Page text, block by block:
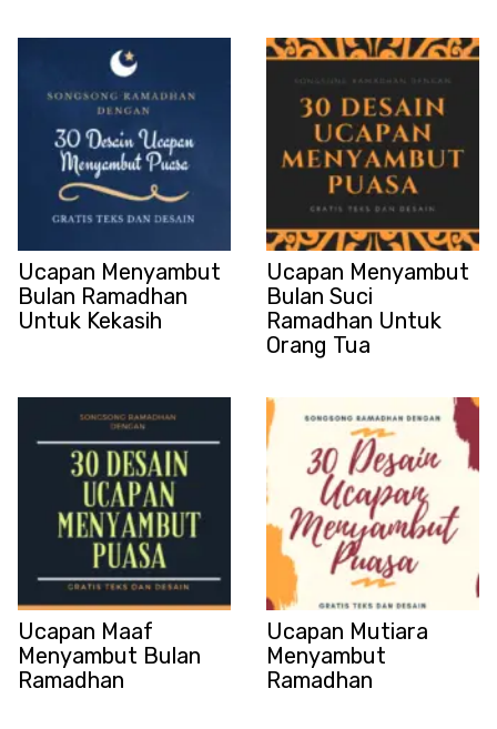
Ucapan Menyambut
Bulan Ramadhan
Untuk Kekasih
Ucapan Menyambut
Bulan Suci
Ramadhan Untuk
Orang Tua
Ucapan Maaf
Menyambut Bulan
Ramadhan
Ucapan Mutiara
Menyambut
Ramadhan